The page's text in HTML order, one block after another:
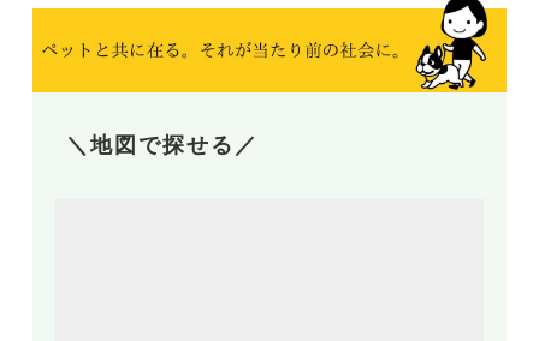
＼地図で探せる／